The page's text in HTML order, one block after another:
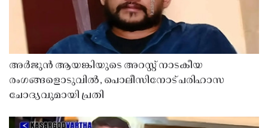
അർജുൻ ആയങ്കിയുടെ അറസ്റ്റ് നാടകീയ
രംഗങ്ങളൊടുവിൽ, പൊലീസിനോട് പരിഹാസ
ചോദ്യവുമായി പ്രതി